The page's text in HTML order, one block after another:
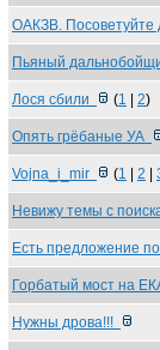
ОАКЗВ.
Пьяный
Лося сбили (1 2)
Опять грёбаные УА
Vojna_i_mir (1 2
Невижу темы с
Есть предложение
Горбатый мост на
Нужны дрова!!!